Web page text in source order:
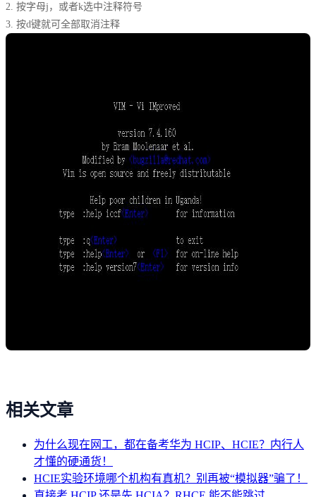
2. 按字母j，或者k选中注释符号
3. 按d键就可全部取消注释
相关文章
为什么现在网工，都在备考华为 HCIP、HCIE？内行人
才懂的硬通货！
HCIE实验环境哪个机构有真机？别再被“模拟器”骗了！